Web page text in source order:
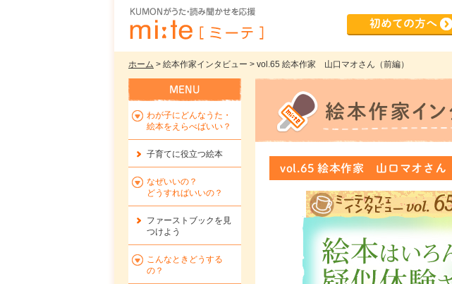
初めての方へ
ホーム > 絵本作家インタビュー > vol.65 絵本作家 山口マオさん（前編）
vol.65 絵本作家 山口マオさん
わが子にどんなうた・
絵本をえらべばいい？
子育てに役立つ絵本
なぜいいの？
どうすればいいの？
ファーストブックを 見
つけよう
こんなときどうする
の？